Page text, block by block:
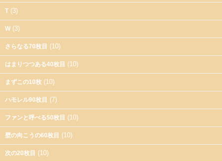
T (3)
W (3)
さらなる70枚目 (10)
はまりつつある40枚目 (10)
まずこの10枚 (10)
ハモレル90枚目 (7)
ファンと呼べる50枚目 (10)
壁の向こうの60枚目 (10)
次の20枚目 (10)